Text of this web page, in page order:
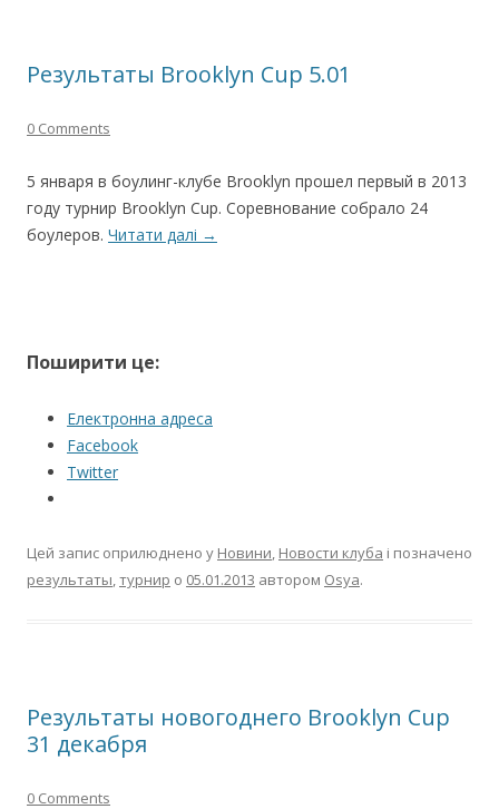
Результаты Brooklyn Cup 5.01
0 Comments
5 января в боулинг-клубе Brooklyn прошел первый в 2013
году турнир Brooklyn Cup. Соревнование собрало 24
боулеров. Читати далі →
Поширити це:
Електронна адреса
Facebook
Twitter
Цей запис оприлюднено у Новини, Новости клуба і позначено
результаты,турнир о 05.01.2013 автором Osya.
Результаты новогоднего Brooklyn Cup
31 декабря
0 Comments